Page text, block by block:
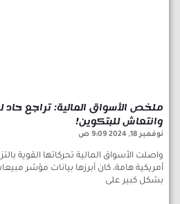
ملخص الأسواق المالية: تراجع حاد
وانتعاش للبتكوين!
نوفمبر 18, 2024 9:09 ص
واصلت الأسواق المالية تحركاتها القوية
أمريكية هامة، كان أبرزها بيانات مؤشر
بشكل كبير على